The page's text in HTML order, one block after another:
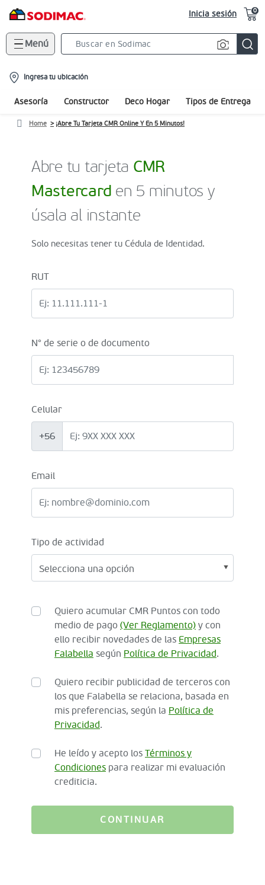
Inicia sesión 0
Menú
location-
icon
Ingresa tu ubicación
Asesoría Constructor Deco Hogar Tipos de Entrega
Home ¡Abre Tu Tarjeta CMR Online Y En 5 Minutos!
Abre tu tarjeta CMR
Mastercard en 5 minutos y
úsala al instante
Solo necesitas tener tu Cédula de Identidad.
RUT
N° de serie o de documento
Celular
+56
Email
Tipo de actividad
Quiero acumular CMR Puntos con todo
medio de pago (Ver Reglamento) y con
ello recibir novedades de las Empresas
Falabella según Política de Privacidad.
Quiero recibir publicidad de terceros con
los que Falabella se relaciona, basada en
mis preferencias, según la Política de
Privacidad.
He leído y acepto los Términos y
Condiciones para realizar mi evaluación
crediticia.
CONTINUAR